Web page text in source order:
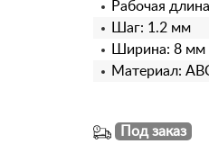
Рабочая
Шаг: 1.2 мм
Ширина: 8 мм
Материал:
Под заказ